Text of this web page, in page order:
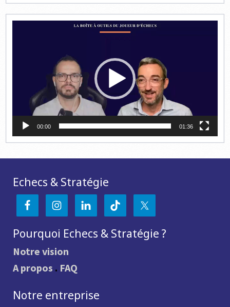
00:00 01:36
Echecs & Stratégie
Pourquoi Echecs & Stratégie ?
Notre vision
A propos . FAQ
Notre entreprise